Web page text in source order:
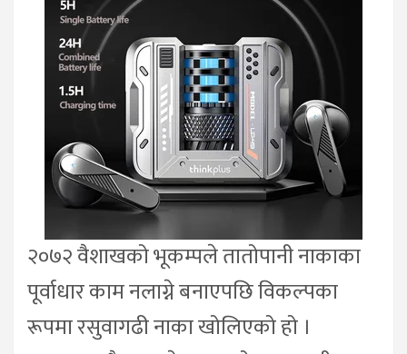
२०७२ वैशाखको भूकम्पले तातोपानी नाकाका
पूर्वाधार काम नलाग्ने बनाएपछि विकल्पका
रूपमा रसुवागढी नाका खोलिएको हो ।